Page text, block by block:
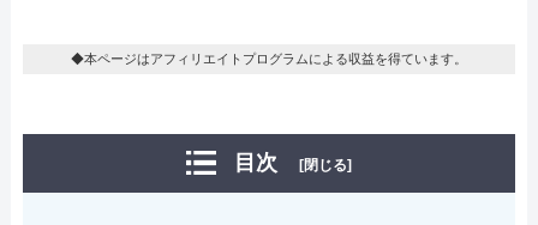
◆本ページはアフィリエイトプログラムによる収益を得ています。
目次 [閉じる]